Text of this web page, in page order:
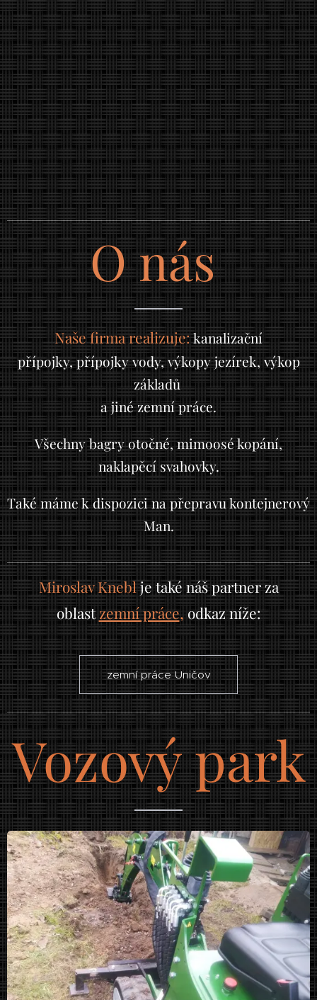
O nás
Naše firma realizuje:kanalizační
přípojky,přípojky vody, výkopy jezírek, výkop
základů
a jiné zemní práce.
Všechny bagry otočné, mimoosé kopání,
naklapěcí svahovky.
Také máme k dispozici na přepravu kontejnerový
Man.
Miroslav Kneblje také náš partner za
oblastzemní práce, odkaz níže:
zemní práce Uničov
Vozový park